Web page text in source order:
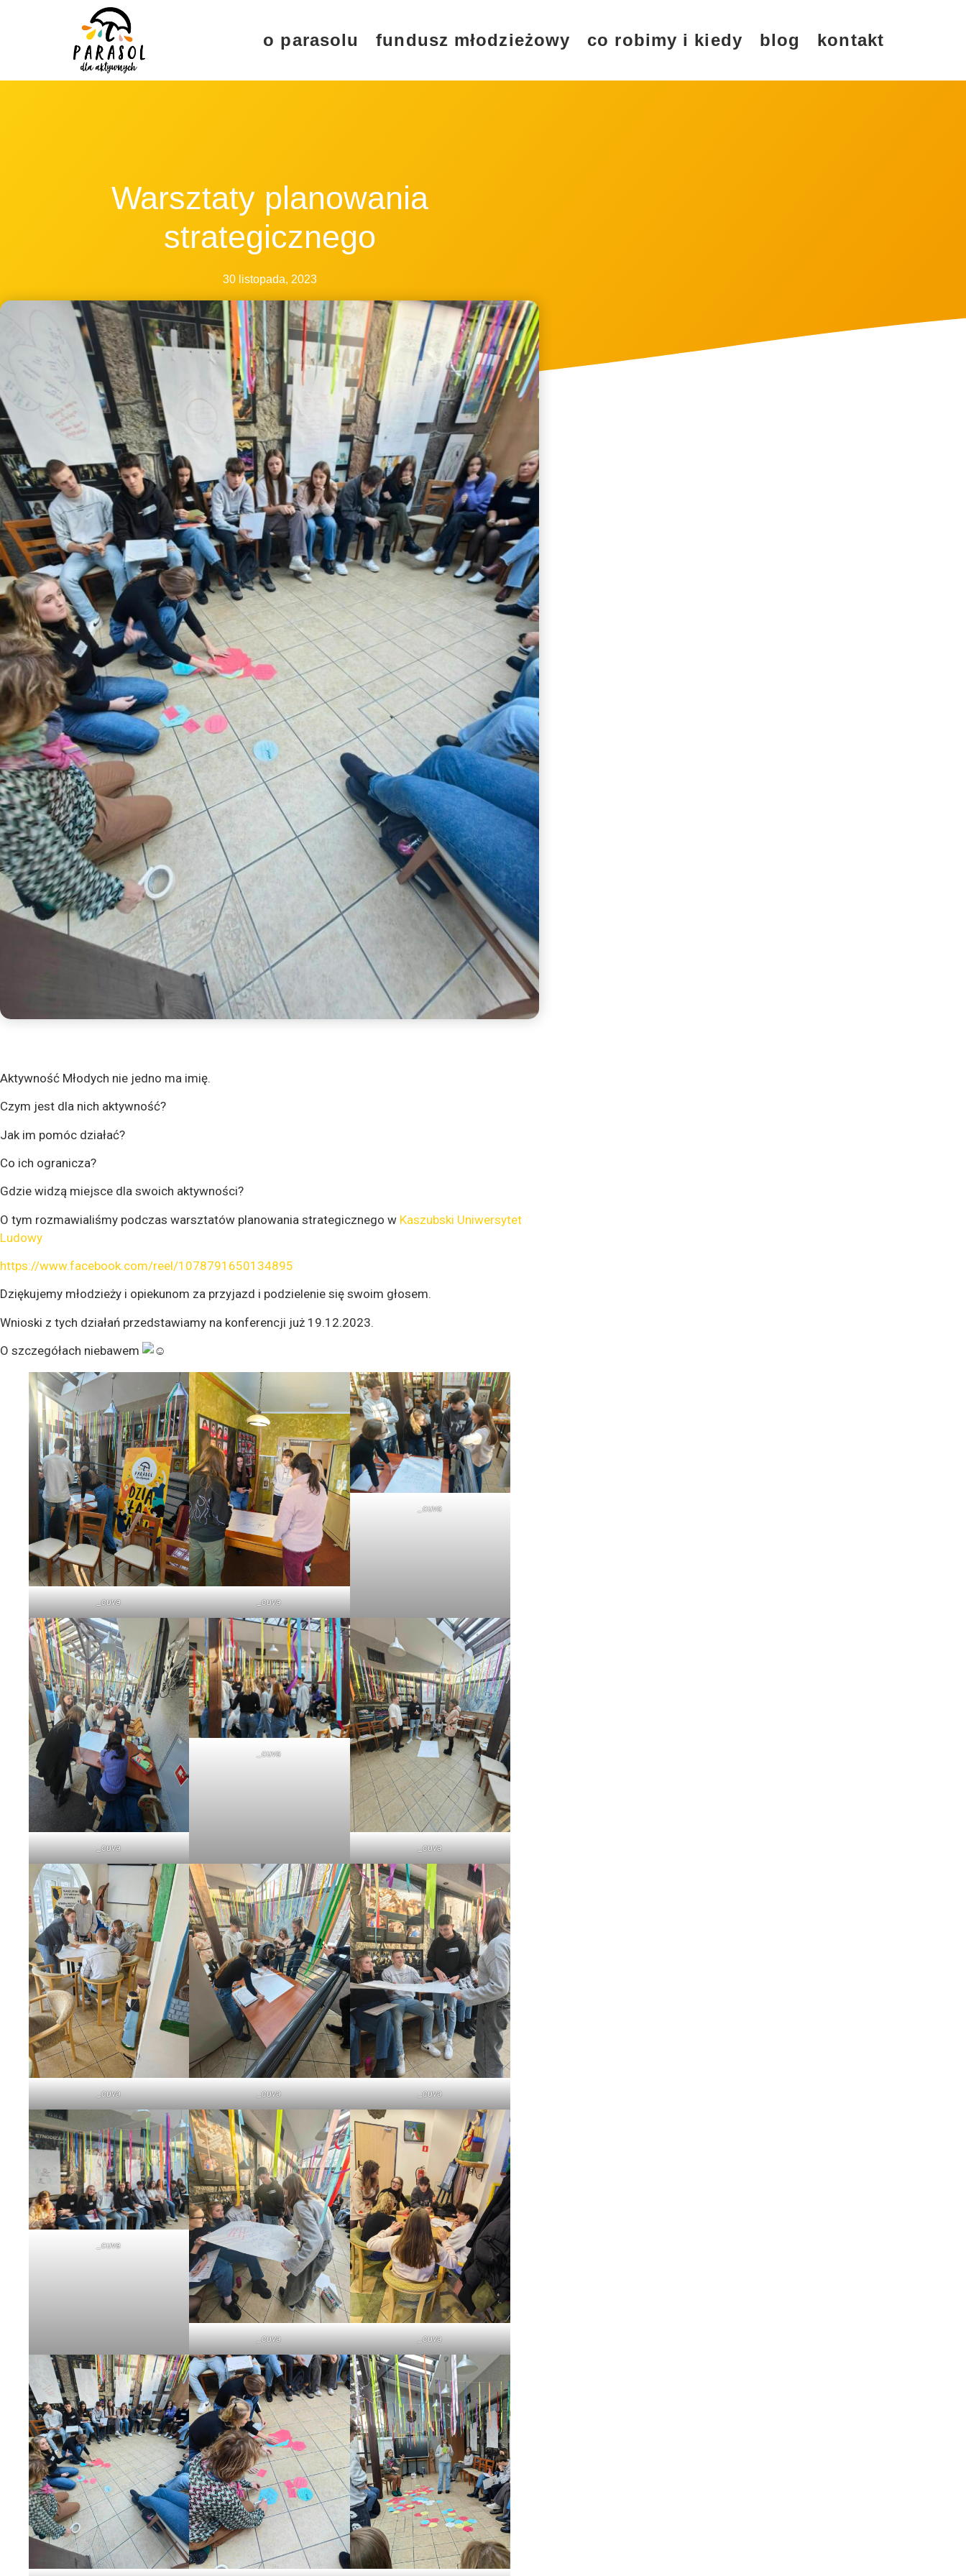
o parasolu fundusz młodzieżowy co robimy i kiedy blog kontakt
Warsztaty planowania
strategicznego
30 listopada, 2023
Aktywność Młodych nie jedno ma imię.
Czym jest dla nich aktywność?
Jak im pomóc działać?
Co ich ogranicza?
Gdzie widzą miejsce dla swoich aktywności?
O tym rozmawialiśmy podczas warsztatów planowania strategicznego w Kaszubski Uniwersytet
Ludowy
https://www.facebook.com/reel/1078791650134895
Dziękujemy młodzieży i opiekunom za przyjazd i podzielenie się swoim głosem.
Wnioski z tych działań przedstawiamy na konferencji już 19.12.2023.
O szczegółach niebawem
_cuva _cuva
_cuva
_cuva
_cuva
_cuva
_cuva _cuva _cuva
_cuva
_cuva _cuva